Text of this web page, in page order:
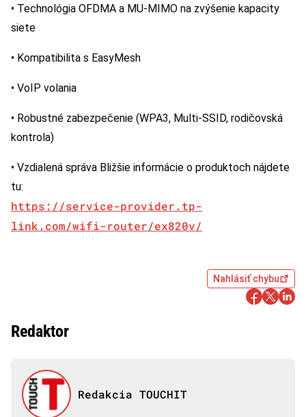
• Technológia OFDMA a MU-MIMO na zvýšenie kapacity
siete
• Kompatibilita s EasyMesh
• VoIP volania
• Robustné zabezpečenie (WPA3, Multi-SSID, rodičovská
kontrola)
• Vzdialená správa Bližšie informácie o produktoch nájdete
tu:
https://service-provider.tp-
link.com/wifi-router/ex820v/
Nahlásiť chybu
Redaktor
Redakcia TOUCHIT